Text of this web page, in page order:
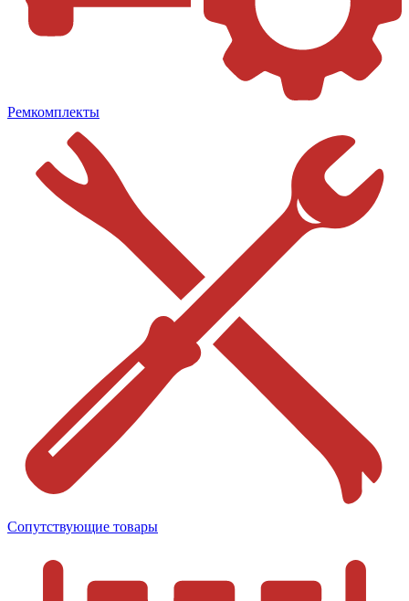
Ремкомплекты
Сопутствующие товары